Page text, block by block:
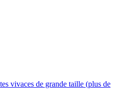
vivaces de grande taille (plus de